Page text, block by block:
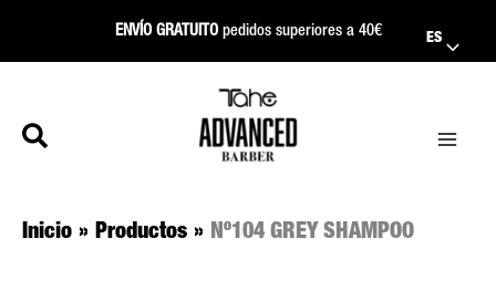
ENVÍO GRATUITOpedidos superiores a 40€ ES
Inicio Productos Nº104 GREY SHAMPOO